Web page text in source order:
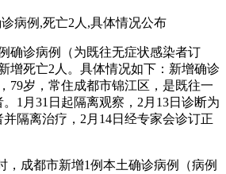
病例,死亡2人,具体情况公布
确诊病例（为既往无症状感染者订
增死亡2人。具体情况如下：新增确诊
79岁，常住成都市锦江区，是既往一
1月31日起隔离观察，2月13日诊断为
隔离治疗，2月14日经专家会诊订正
，成都市新增1例本土确诊病例（病例